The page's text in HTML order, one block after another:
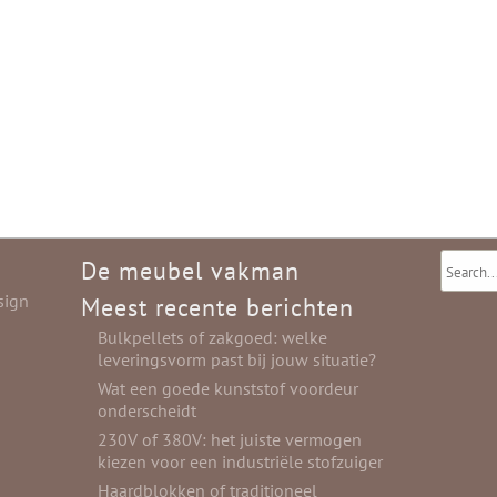
De meubel vakman
Meest recente berichten
Bulkpellets of zakgoed: welke
leveringsvorm past bij jouw situatie?
Wat een goede kunststof voordeur
onderscheidt
230V of 380V: het juiste vermogen
kiezen voor een industriële stofzuiger
Haardblokken of traditioneel